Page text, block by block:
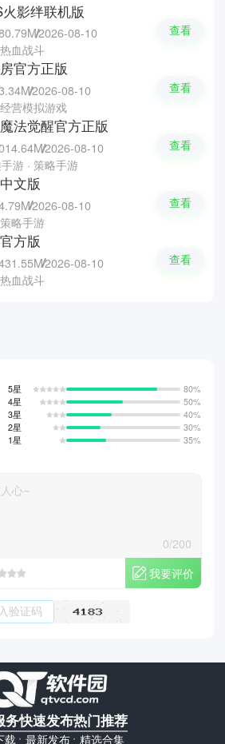
影绊联机版
2026-08-10
血战斗
查看
官方正版
2026-08-10
营模拟游戏
查看
法觉醒官方正版
2026-08-10
游 · 策略手游
查看
文版
2026-08-10
略手游
查看
方版
2026-08-10
血战斗
查看
5星
80%
4星
50%
3星
40%
2星
30%
1星
35%
0/200
我要评价
务
载
快速发布
最新发布
热门推荐
精选合集